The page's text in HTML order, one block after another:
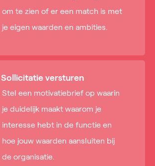
om te zien of er een match is met
je eigen waarden en ambities.
Sollicitatie versturen
Stel een motivatiebrief op waarin
je duidelijk maakt waarom je
interesse hebt in de functie en
hoe jouw waarden aansluiten bij
de organisatie.